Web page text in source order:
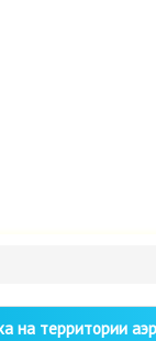
на территории